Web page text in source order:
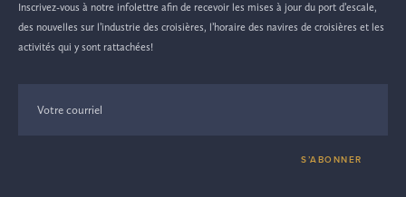
Inscrivez-vous à notre infolettre afin de recevoir les mises à jour du port d’escale,
des nouvelles sur l’industrie des croisières, l’horaire des navires de croisières et les
activités qui y sont rattachées!
S’ABONNER